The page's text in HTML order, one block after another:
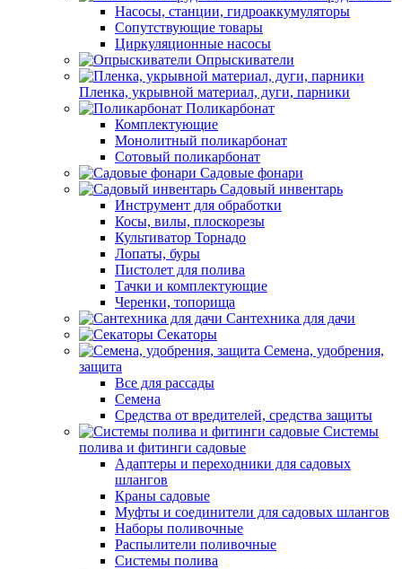
Насосы, станции, гидроаккумуляторы
Сопутствующие товары
Циркуляционные насосы
Опрыскиватели
Пленка, укрывной материал, дуги, парники
Поликарбонат
Комплектующие
Монолитный поликарбонат
Сотовый поликарбонат
Садовые фонари
Садовый инвентарь
Инструмент для обработки
Косы, вилы, плоскорезы
Культиватор Торнадо
Лопаты, буры
Пистолет для полива
Тачки и комплектующие
Черенки, топорища
Сантехника для дачи
Секаторы
Семена, удобрения,
защита
Все для рассады
Семена
Средства от вредителей, средства защиты
Системы
полива и фитинги садовые
Адаптеры и переходники для садовых
шлангов
Краны садовые
Муфты и соединители для садовых шлангов
Наборы поливочные
Распылители поливочные
Системы полива